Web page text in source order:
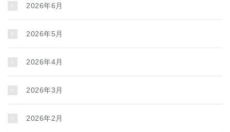
2026年6月
2026年5月
2026年4月
2026年3月
2026年2月